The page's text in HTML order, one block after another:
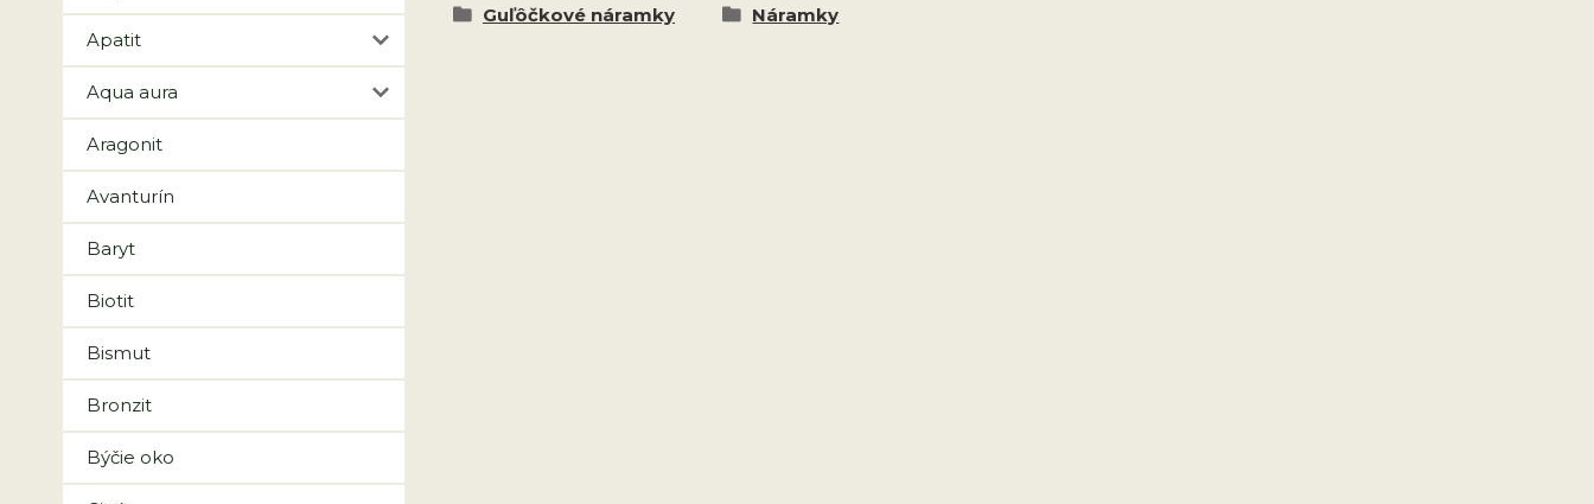
Apatit
Aqua aura
Aragonit
Avanturín
Baryt
Biotit
Bismut
Bronzit
Býčie oko
Guľôčkové náramky
Náramky